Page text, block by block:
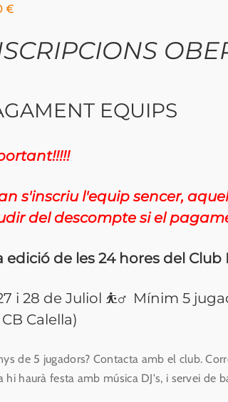
€
EQUIPS
s'inscriu l'equip sencer,
del descompte si el
edició de les 24 hores del Club
i 28 de Juliol ⛹️‍♂️ Mínim 5
Calella)
de 5 jugadors? Contacta amb el club.
hi haurà festa amb música DJ's, i servei de